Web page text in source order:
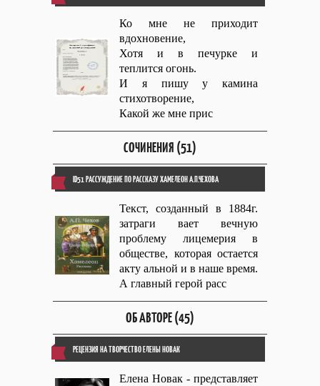
Ко мне не приходит
вдохновение,
Хотя и в печурке и
теплится огонь.
И я пишу у камина
стихотворение,
Какой же мне прис
СОЧИНЕНИЯ (51)
ID51 РАССУЖДЕНИЕ ПО РАССКАЗУ ХАМЕЛЕОН А.П.ЧЕХОВА
Текст, созданный в 1884г.
затраги вает вечную
проблему лицемерия в
обществе, которая остается
акту альной и в наше время.
А главный герой расс
ОБ АВТОРЕ (45)
РЕЦЕНЗИЯ НА ТВОРЧЕСТВО ЕЛЕНЫ НОВАК
Елена Новак - представляет